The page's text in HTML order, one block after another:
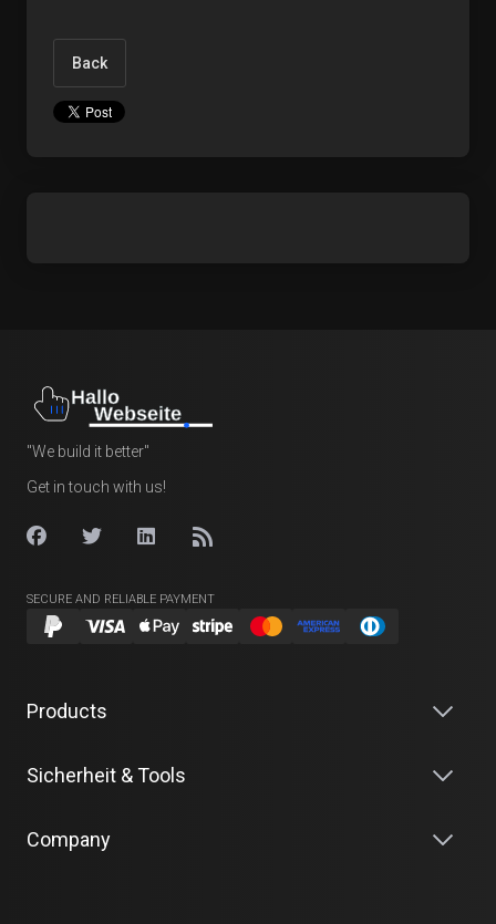
Back
"We build it better"
Get in touch with us!
SECURE AND RELIABLE PAYMENT
Products
Sicherheit & Tools
Company